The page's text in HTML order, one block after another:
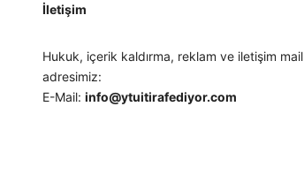
İletişim
Hukuk, içerik kaldırma, reklam ve iletişim mail
adresimiz:
E-Mail:info@ytuitirafediyor.com